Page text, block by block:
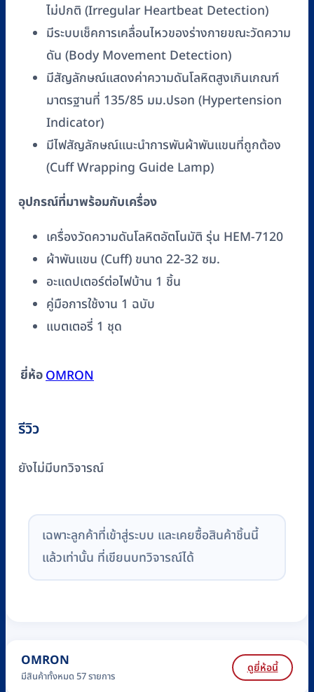
ไม่ปกติ (Irregular Heartbeat Detection)
มีระบบเช็คการเคลื่อนไหวของร่างกายขณะวัดความ
ดัน (Body Movement Detection)
มีสัญลักษณ์แสดงค่าความดันโลหิตสูงเกินเกณฑ์
มาตรฐานที่ 135/85 มม.ปรอท (Hypertension
Indicator)
มีไฟสัญลักษณ์แนะนำการพันผ้าพันแขนที่ถูกต้อง
(Cuff Wrapping Guide Lamp)
อุปกรณ์ที่มาพร้อมกับเครื่อง
เครื่องวัดความดันโลหิตอัตโนมัติ รุ่น HEM-7120
ผ้าพันแขน (Cuff) ขนาด 22-32 ซม.
อะแดปเตอร์ต่อไฟบ้าน 1 ชิ้น
คู่มือการใช้งาน 1 ฉบับ
แบตเตอรี่ 1 ชุด
ยี่ห้อOMRON
รีวิว
ยังไม่มีบทวิจารณ์
เฉพาะลูกค้าที่เข้าสู่ระบบ และเคยซื้อสินค้าชิ้นนี้
แล้วเท่านั้น ที่เขียนบทวิจารณ์ได้
OMRON
มีสินค้าทั้งหมด 57 รายการ
ดูยี่ห้อนี้